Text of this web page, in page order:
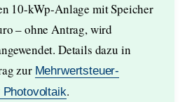
10-kWp-Anlage mit Speicher
– ohne Antrag, wird
Details dazu in
zur Mehrwertsteuer-
Photovoltaik.